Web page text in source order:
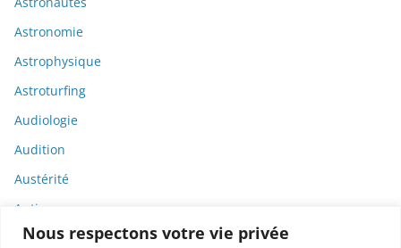
Nous respectons votre vie privée
Astronomie
Astrophysique
Astroturfing
Audiologie
Audition
Austérité
Autisme
Automobile